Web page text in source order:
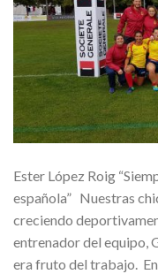
Ester López Roig
española” Nuestras
creciendo
entrenador del equipo,
era fruto del trabajo.